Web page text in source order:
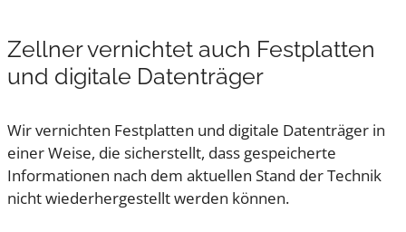
Zellner vernichtet auch Festplatten
und digitale Datenträger
Wir vernichten Festplatten und digitale Datenträger in
einer Weise, die sicherstellt, dass gespeicherte
Informationen nach dem aktuellen Stand der Technik
nicht wiederhergestellt werden können.